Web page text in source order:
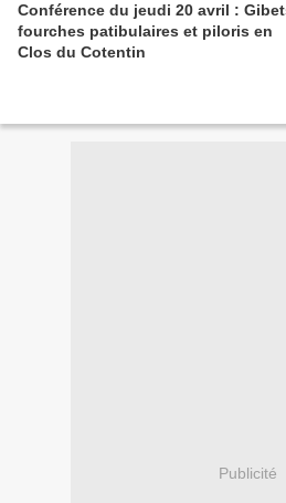
Conférence du jeudi 20 avril :
fourches patibulaires et piloris en
Clos du Cotentin
Publicité